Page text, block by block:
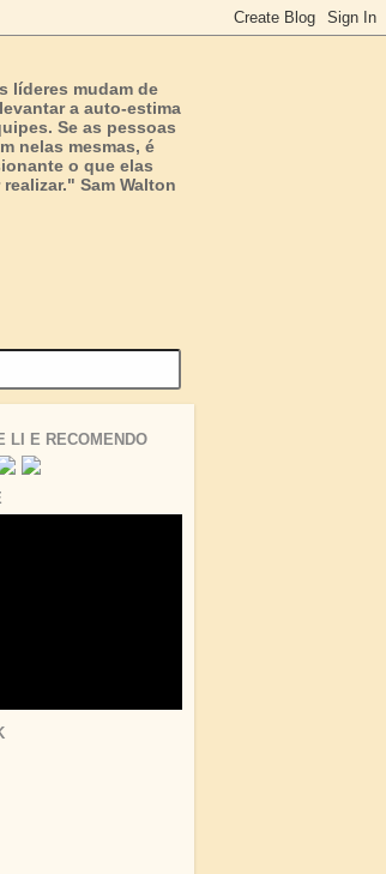
líderes mudam de
a auto-estima
Se as pessoas
nelas mesmas, é
o que elas
Sam Walton
LI E RECOMENDO